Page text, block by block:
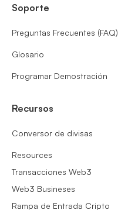
Soporte
Preguntas Frecuentes (FAQ)
Glosario
Programar Demostración
Recursos
Conversor de divisas
Resources
Transacciones Web3
Web3 Busineses
Rampa de Entrada Cripto